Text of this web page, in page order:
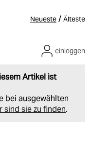
Neueste / Älteste
Artikel ist
bei ausgewählten
sind sie zu finden.
einloggen